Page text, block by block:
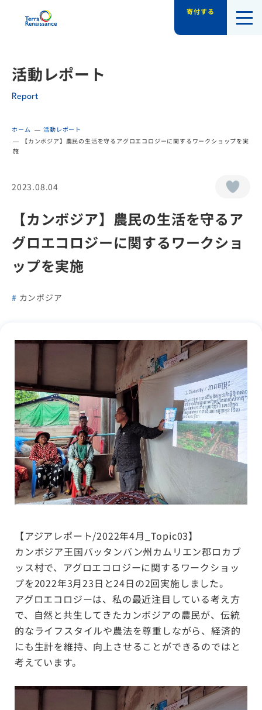
認定NPO法人テラ・ルネッサンス（平和
寄付する
活動レポート
Report
ホーム
活動レポート
【カンボジア】農民の生活を守るアグロエコロジーに関するワークショップを実
施
2023.08.04
【カンボジア】農民の生活を守るア
グロエコロジーに関するワークショ
ップを実施
カンボジア
【アジアレポート/2022年4月_Topic03】
カンボジア王国バッタンバン州カムリエン郡ロカブ
ッス村で、アグロエコロジーに関するワークショッ
プを2022年3月23日と24日の2回実施しました。
アグロエコロジーは、私の最近注目している考え方
で、自然と共生してきたカンボジアの農民が、伝統
的なライフスタイルや農法を尊重しながら、経済的
にも生計を維持、向上させることができるのではと
考えています。